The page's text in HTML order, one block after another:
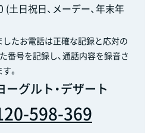
(土日祝日、メーデー、年末年
たお電話は正確な記録と応対の
番号を記録し、通話内容を録音さ
。
ーグルト・デザート
598-369